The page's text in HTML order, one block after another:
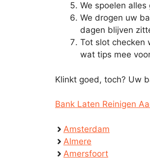
We spoelen
We drogen uw
dagen blijven
Tot slot checken
wat tips mee
Klinkt goed, toch? Uw
Bank Laten Reinigen
Amsterdam
Almere
Amersfoort